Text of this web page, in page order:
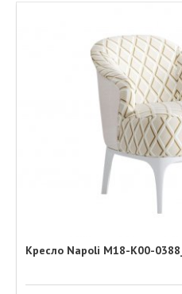
Кресло Napoli M18-K00-